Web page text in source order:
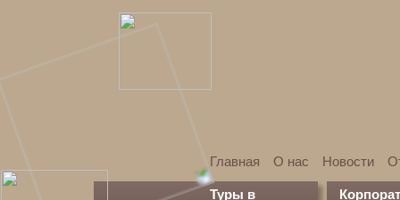
Главная О нас Новости
Туры в